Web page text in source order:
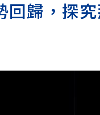
回歸，探